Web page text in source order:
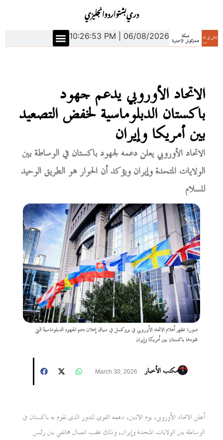
انجليزياردوبشتودري
10:26:54 PM | 06/08/2026
الاتحاد الأوروبي يدعم جهود
باكستان الدبلوماسية لخفض التصعيد
بين أمريكا وإيران
الاتحاد الأوروبي يعلن دعمه لجهود باكستان في الوساطة بين
الولايات المتحدة وإيران ويؤكد أن الحوار هو الطريق الوحيد
للسلام
صورة تظهر أعلام الاتحاد الأوروبي في بروكسل في سياق إعلان دعم الجهود الدبلوماسية التي
تقودها باكستان بين أمريكا وإيران
مكتب الأخبار March 30, 2026
أعلن الاتحاد الأوروبي، يوم الاثنين، دعمه القوي للدور الذي تقوم به باكستان في
الوساطة بين الولايات المتحدة وإيران، وذلك عقب اتصال هاتفي بين رئيس